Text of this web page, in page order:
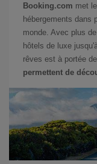
Booking.com met
hébergements dans
monde. Avec plus de
hôtels de luxe
rêves est à portée
permettent de